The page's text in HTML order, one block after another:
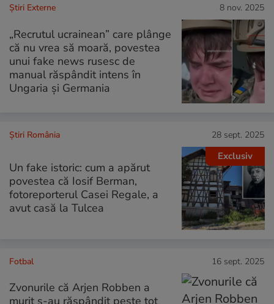
Știri Externe 8 nov. 2025
„Recrutul ucrainean” care plânge
că nu vrea să moară, povestea
unui fake news rusesc de
manual răspândit intens în
Ungaria și Germania
Exclusiv
Știri România 28 sept. 2025
Un fake istoric: cum a apărut
povestea că Iosif Berman,
fotoreporterul Casei Regale, a
avut casă la Tulcea
Fotbal 16 sept. 2025
Zvonurile că Arjen Robben a
murit s-au răspândit peste tot